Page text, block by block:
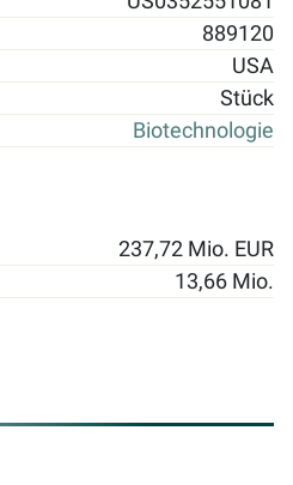
889120
USA
Stück
Biotechnologie
237,72 Mio. EUR
13,66 Mio.